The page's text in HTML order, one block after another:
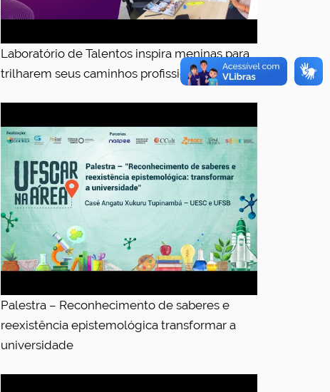
Laboratório de Talentos inspira meninas para
trilharem seus caminhos profissionais
Palestra – Reconhecimento de saberes e
reexistência epistemológica transformar a
universidade